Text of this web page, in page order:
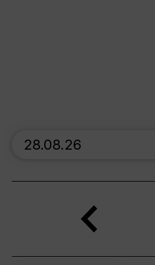
skip_calendar_timeline
Suche